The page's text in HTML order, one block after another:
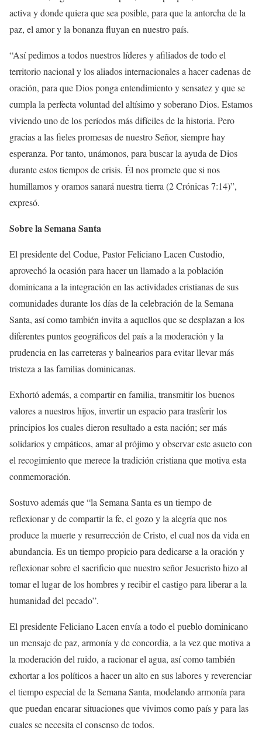
activa y donde quiera que sea posible, para que la antorcha de la
paz, el amor y la bonanza fluyan en nuestro país.
“Así pedimos a todos nuestros líderes y afiliados de todo el
territorio nacional y los aliados internacionales a hacer cadenas de
oración, para que Dios ponga entendimiento y sensatez y que se
cumpla la perfecta voluntad del altísimo y soberano Dios. Estamos
viviendo uno de los períodos más difíciles de la historia. Pero
gracias a las fieles promesas de nuestro Señor, siempre hay
esperanza. Por tanto, unámonos, para buscar la ayuda de Dios
durante estos tiempos de crisis. Él nos promete que si nos
humillamos y oramos sanará nuestra tierra (2 Crónicas 7:14)”,
expresó.
Sobre la Semana Santa
El presidente del Codue, Pastor Feliciano Lacen Custodio,
aprovechó la ocasión para hacer un llamado a la población
dominicana a la integración en las actividades cristianas de sus
comunidades durante los días de la celebración de la Semana
Santa, así como también invita a aquellos que se desplazan a los
diferentes puntos geográficos del país a la moderación y la
prudencia en las carreteras y balnearios para evitar llevar más
tristeza a las familias dominicanas.
Exhortó además, a compartir en familia, transmitir los buenos
valores a nuestros hijos, invertir un espacio para trasferir los
principios los cuales dieron resultado a esta nación; ser más
solidarios y empáticos, amar al prójimo y observar este asueto con
el recogimiento que merece la tradición cristiana que motiva esta
conmemoración.
Sostuvo además que “la Semana Santa es un tiempo de
reflexionar y de compartir la fe, el gozo y la alegría que nos
produce la muerte y resurrección de Cristo, el cual nos da vida en
abundancia. Es un tiempo propicio para dedicarse a la oración y
reflexionar sobre el sacrificio que nuestro señor Jesucristo hizo al
tomar el lugar de los hombres y recibir el castigo para liberar a la
humanidad del pecado”.
El presidente Feliciano Lacen envía a todo el pueblo dominicano
un mensaje de paz, armonía y de concordia, a la vez que motiva a
la moderación del ruido, a racionar el agua, así como también
exhortar a los políticos a hacer un alto en sus labores y reverenciar
el tiempo especial de la Semana Santa, modelando armonía para
que puedan encarar situaciones que vivimos como país y para las
cuales se necesita el consenso de todos.